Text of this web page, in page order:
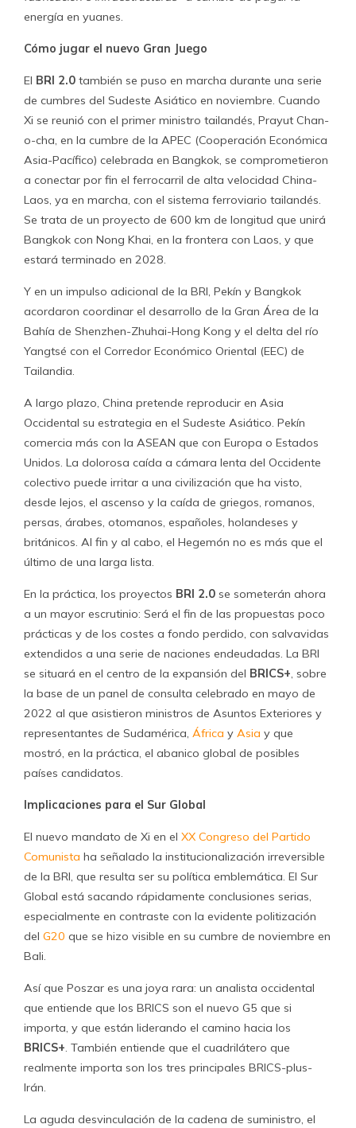
energía en yuanes.
Cómo jugar el nuevo Gran Juego
El BRI 2.0 también se puso en marcha durante una serie
de cumbres del Sudeste Asiático en noviembre. Cuando
Xi se reunió con el primer ministro tailandés, Prayut Chan-
o-cha, en la cumbre de la APEC (Cooperación Económica
Asia-Pacífico) celebrada en Bangkok, se comprometieron
a conectar por fin el ferrocarril de alta velocidad China-
Laos, ya en marcha, con el sistema ferroviario tailandés.
Se trata de un proyecto de 600 km de longitud que unirá
Bangkok con Nong Khai, en la frontera con Laos, y que
estará terminado en 2028.
Y en un impulso adicional de la BRI, Pekín y Bangkok
acordaron coordinar el desarrollo de la Gran Área de la
Bahía de Shenzhen-Zhuhai-Hong Kong y el delta del río
Yangtsé con el Corredor Económico Oriental (EEC) de
Tailandia.
A largo plazo, China pretende reproducir en Asia
Occidental su estrategia en el Sudeste Asiático. Pekín
comercia más con la ASEAN que con Europa o Estados
Unidos. La dolorosa caída a cámara lenta del Occidente
colectivo puede irritar a una civilización que ha visto,
desde lejos, el ascenso y la caída de griegos, romanos,
persas, árabes, otomanos, españoles, holandeses y
británicos. Al fin y al cabo, el Hegemón no es más que el
último de una larga lista.
En la práctica, los proyectos BRI 2.0 se someterán ahora
a un mayor escrutinio: Será el fin de las propuestas poco
prácticas y de los costes a fondo perdido, con salvavidas
extendidos a una serie de naciones endeudadas. La BRI
se situará en el centro de la expansión del BRICS+, sobre
la base de un panel de consulta celebrado en mayo de
2022 al que asistieron ministros de Asuntos Exteriores y
representantes de Sudamérica, África y Asia y que
mostró, en la práctica, el abanico global de posibles
países candidatos.
Implicaciones para el Sur Global
El nuevo mandato de Xi en el XX Congreso del Partido
Comunista ha señalado la institucionalización irreversible
de la BRI, que resulta ser su política emblemática. El Sur
Global está sacando rápidamente conclusiones serias,
especialmente en contraste con la evidente politización
del G20 que se hizo visible en su cumbre de noviembre en
Bali.
Así que Poszar es una joya rara: un analista occidental
que entiende que los BRICS son el nuevo G5 que si
importa, y que están liderando el camino hacia los
BRICS+. También entiende que el cuadrilátero que
realmente importa son los tres principales BRICS-plus-
Irán.
La aguda desvinculación de la cadena de suministro, el